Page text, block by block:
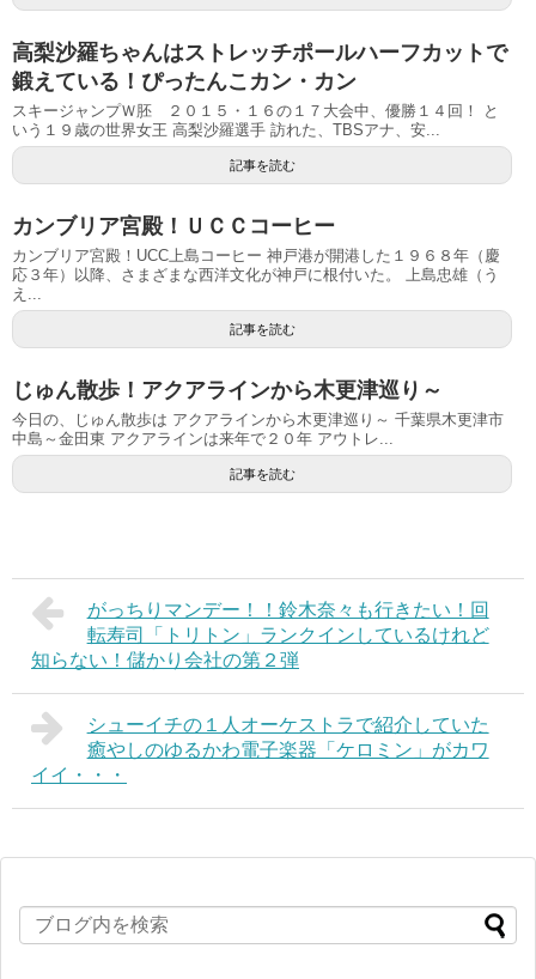
高梨沙羅ちゃんはストレッチポールハーフカットで
鍛えている！ぴったんこカン・カン
スキージャンプＷ胚 ２０１５・１６の１７大会中、優勝１４回！ と
いう１９歳の世界女王 高梨沙羅選手 訪れた、TBSアナ、安...
記事を読む
カンブリア宮殿！ＵＣＣコーヒー
カンブリア宮殿！UCC上島コーヒー 神戸港が開港した１９６８年（慶
応３年）以降、さまざまな西洋文化が神戸に根付いた。 上島忠雄（う
え...
記事を読む
じゅん散歩！アクアラインから木更津巡り～
今日の、じゅん散歩は アクアラインから木更津巡り～ 千葉県木更津市
中島～金田東 アクアラインは来年で２０年 アウトレ...
記事を読む
がっちりマンデー！！鈴木奈々も行きたい！回
転寿司「トリトン」ランクインしているけれど
知らない！儲かり会社の第２弾
シューイチの１人オーケストラで紹介していた
癒やしのゆるかわ電子楽器「ケロミン」がカワ
イイ・・・